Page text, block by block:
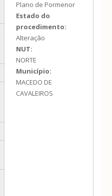
Plano de Pormenor
Estado do
procedimento:
Alteração
NUT:
NORTE
Município:
MACEDO DE
CAVALEIROS